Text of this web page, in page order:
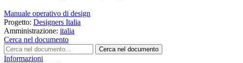
Manuale operativo di design
Progetto: Designers Italia
Amministrazione: italia
Cerca nel documento
Cerca nel documento
Informazioni